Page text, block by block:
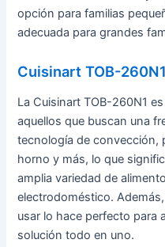
opción para familias
adecuada para grandes
Cuisinart TOB-260N1
La Cuisinart TOB-260N1
aquellos que buscan una
tecnología de convección,
horno y más, lo que
amplia variedad de
electrodoméstico.
usar lo hace perfecto para
solución todo en uno.